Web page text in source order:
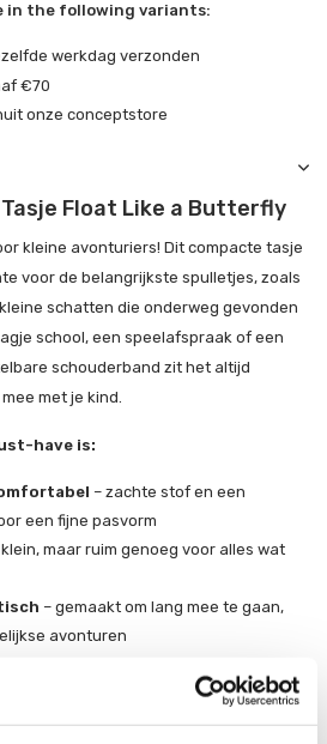
in the following variants:
werkdag verzonden
€70
onze conceptstore
Float Like a Butterfly
kleine avonturiers! Dit compacte tasje
voor de belangrijkste spulletjes, zoals
schatten die onderweg gevonden
school, een speelafspraak of een
schouderband zit het altijd
met je kind.
have is:
– zachte stof en een
een fijne pasvorm
klein, maar ruim genoeg voor alles wat
– gemaakt om lang mee te gaan,
avonturen